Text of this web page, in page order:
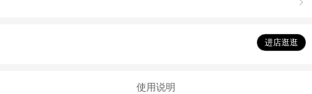

进店逛逛
使用说明